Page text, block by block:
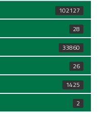
102127
28
33860
26
1425
2